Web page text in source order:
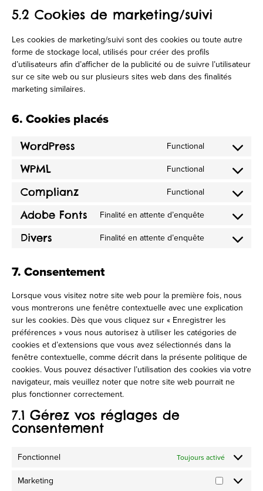
5.2 Cookies de marketing/suivi
Les cookies de marketing/suivi sont des cookies ou toute autre
forme de stockage local, utilisés pour créer des profils
d’utilisateurs afin d’afficher de la publicité ou de suivre l’utilisateur
sur ce site web ou sur plusieurs sites web dans des finalités
marketing similaires.
6. Cookies placés
WordPress Functional
Consent
service
WPML Functional
Consent
service
Complianz Functional
Consent
service
Adobe Fonts Finalité en attente d’enquête
Consent
service
Divers Finalité en attente d’enquête
Consent
7. Consentement
Lorsque vous visitez notre site web pour la première fois, nous
vous montrerons une fenêtre contextuelle avec une explication
sur les cookies. Dès que vous cliquez sur « Enregistrer les
préférences » vous nous autorisez à utiliser les catégories de
cookies et d’extensions que vous avez sélectionnés dans la
fenêtre contextuelle, comme décrit dans la présente politique de
cookies. Vous pouvez désactiver l’utilisation des cookies via votre
navigateur, mais veuillez noter que notre site web pourrait ne
plus fonctionner correctement.
7.1 Gérez vos réglages de
consentement
Fonctionnel Toujours activé
Marketing Marketing